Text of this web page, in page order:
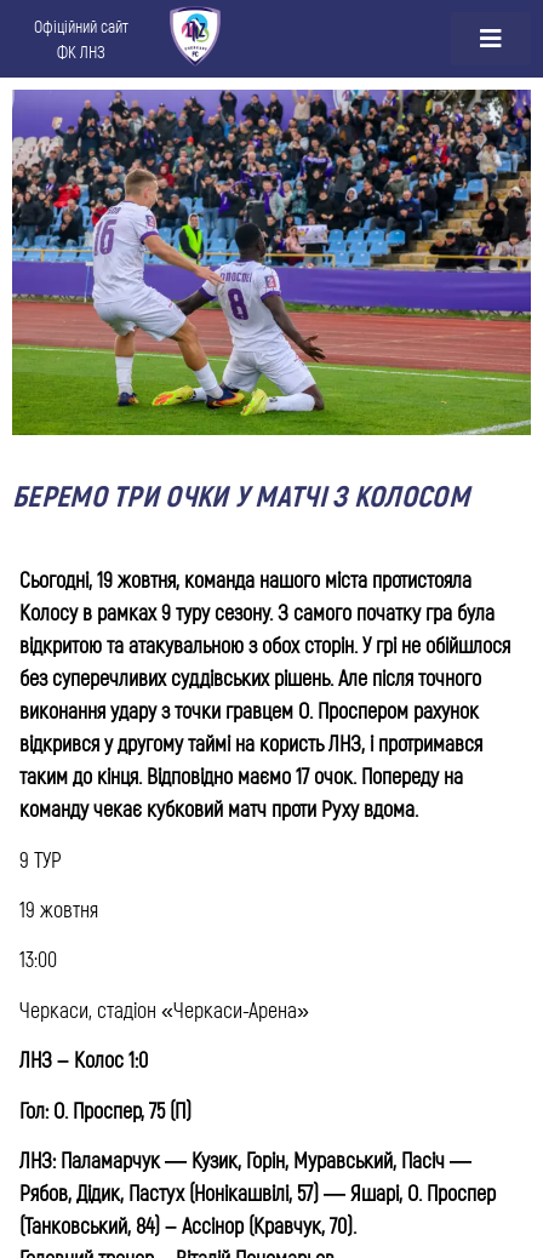
Офіційний сайт
ФК ЛНЗ
БЕРЕМО ТРИ ОЧКИ У МАТЧІ З КОЛОСОМ
Сьогодні, 19 жовтня, команда нашого міста протистояла
Колосу в рамках 9 туру сезону.З самого початку гра була
відкритою та атакувальною з обох сторін. У грі не обійшлося
без суперечливих суддівських рішень.Але після точного
виконання удару з точки гравцем О. Проспером рахунок
відкрився у другому таймі на користь ЛНЗ, і протримався
таким до кінця. Відповідно маємо 17 очок. Попереду на
команду чекає кубковий матч проти Руху вдома.
9 ТУР
19 жовтня
13:00
Черкаси, стадіон «Черкаси-Арена»
ЛНЗ – Колос 1:0
Гол: О. Проспер, 75 (П)
ЛНЗ: Паламарчук — Кузик, Горін, Муравський, Пасіч —
Рябов, Дідик, Пастух (Нонікашвілі, 57) — Яшарі, О. Проспер
(Танковський, 84) – Ассінор (Кравчук, 70).